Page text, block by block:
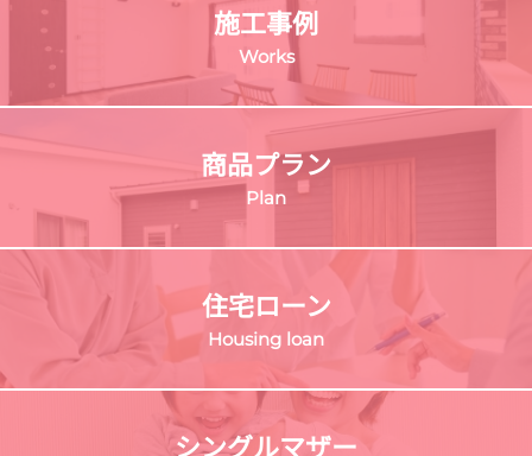
施工事例
Works
商品プラン
Plan
住宅ローン
Housing loan
シングルマザー